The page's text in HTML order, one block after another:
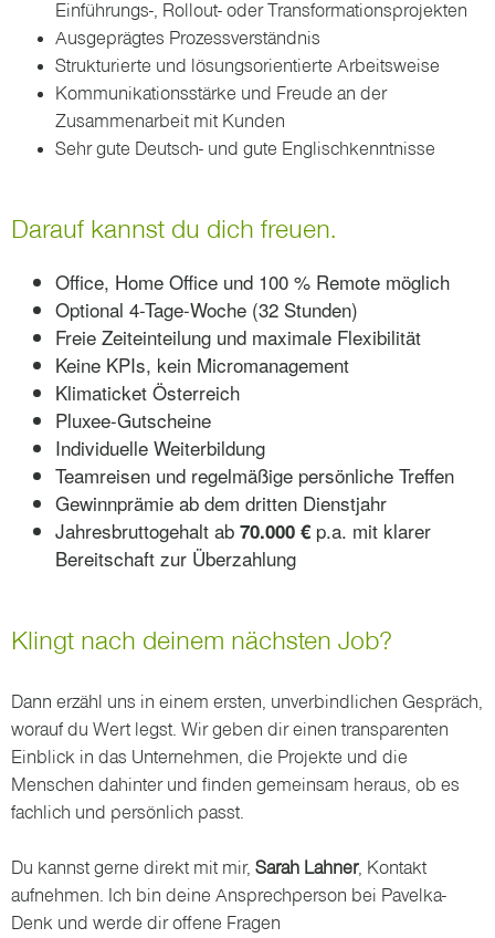
Einführungs-, Rollout- oder Transformationsprojekten
Ausgeprägtes Prozessverständnis
Strukturierte und lösungsorientierte Arbeitsweise
Kommunikationsstärke und Freude an der
Zusammenarbeit mit Kunden
Sehr gute Deutsch- und gute Englischkenntnisse
Darauf kannst du dich freuen.
Office, Home Office und 100 % Remote möglich
Optional 4-Tage-Woche (32 Stunden)
Freie Zeiteinteilung und maximale Flexibilität
Keine KPIs, kein Micromanagement
Klimaticket Österreich
Pluxee-Gutscheine
Individuelle Weiterbildung
Teamreisen und regelmäßige persönliche Treffen
Gewinnprämie ab dem dritten Dienstjahr
Jahresbruttogehalt ab 70.000 € p.a. mit klarer
Bereitschaft zur Überzahlung
Klingt nach deinem nächsten Job?
Dann erzähl uns in einem ersten, unverbindlichen Gespräch,
worauf du Wert legst. Wir geben dir einen transparenten
Einblick in das Unternehmen, die Projekte und die
Menschen dahinter und finden gemeinsam heraus, ob es
fachlich und persönlich passt.
Du kannst gerne direkt mit mir, Sarah Lahner, Kontakt
aufnehmen. Ich bin deine Ansprechperson bei Pavelka-
Denk und werde dir offene Fragen